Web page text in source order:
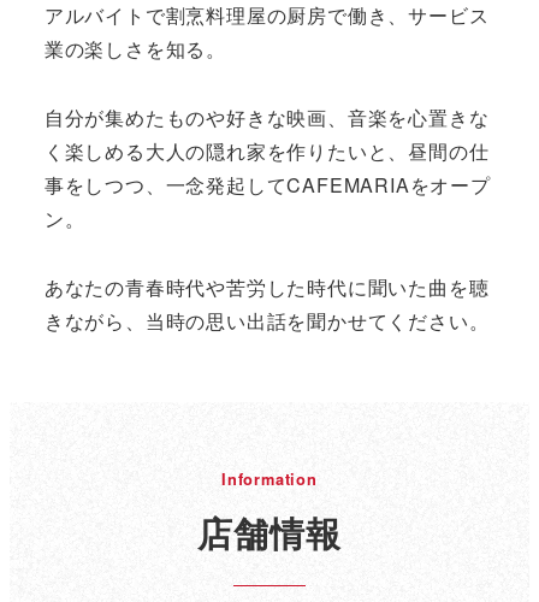
アルバイトで割烹料理屋の厨房で働き、サービス
業の楽しさを知る。
自分が集めたものや好きな映画、音楽を心置きな
く楽しめる大人の隠れ家を作りたいと、昼間の仕
事をしつつ、一念発起してCAFEMARIAをオープ
ン。
あなたの青春時代や苦労した時代に聞いた曲を聴
きながら、当時の思い出話を聞かせてください。
Information
店舗情報